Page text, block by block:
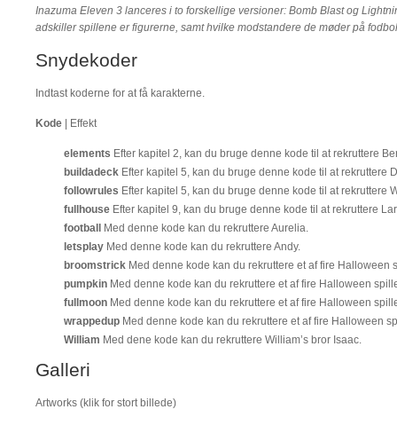
Inazuma Eleven 3 lanceres i to forskellige versioner: Bomb Blast og
adskiller spillene er figurerne, samt hvilke modstandere de møder på
Snydekoder
Indtast koderne for at få karakterne.
Kode | Effekt
elements Efter kapitel 2, kan du bruge denne kode til at rekruttere
buildadeck Efter kapitel 5, kan du bruge denne kode til at rekruttere
followrules Efter kapitel 5, kan du bruge denne kode til at rekruttere
fullhouse Efter kapitel 9, kan du bruge denne kode til at rekruttere
football
Med denne kode kan du rekruttere Aurelia.
letsplay Med denne kode kan du rekruttere Andy.
broomstrick Med denne kode kan du rekruttere et af fire Halloween
pumpkin Med denne kode kan du rekruttere et af fire Halloween
fullmoon Med denne kode kan du rekruttere et af fire Halloween
wrappedup Med denne kode kan du rekruttere et af fire Halloween
William Med dene kode kan du rekruttere William’s bror Isaac.
Galleri
Artworks (klik for stort billede)